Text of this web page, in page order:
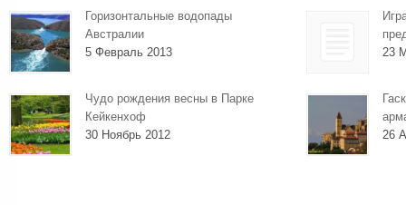
Горизонтальные водопады
Австралии
5 Февраль 2013
Чудо рождения весны в Парке
Кейкенхоф
30 Ноябрь 2012
23
26